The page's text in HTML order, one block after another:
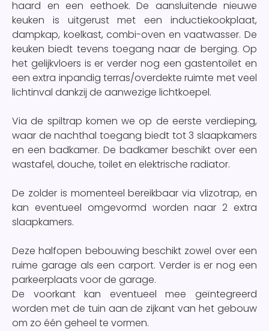
haard en een eethoek. De aansluitende nieuwe
keuken is uitgerust met een inductiekookplaat,
dampkap, koelkast, combi-oven en vaatwasser. De
keuken biedt tevens toegang naar de berging. Op
het gelijkvloers is er verder nog een gastentoilet en
een extra inpandig terras/overdekte ruimte met veel
lichtinval dankzij de aanwezige lichtkoepel.
Via de spiltrap komen we op de eerste verdieping,
waar de nachthal toegang biedt tot 3 slaapkamers
en een badkamer. De badkamer beschikt over een
wastafel, douche, toilet en elektrische radiator.
De zolder is momenteel bereikbaar via vlizotrap, en
kan eventueel omgevormd worden naar 2 extra
slaapkamers.
Deze halfopen bebouwing beschikt zowel over een
ruime garage als een carport. Verder is er nog een
parkeerplaats voor de garage.
De voorkant kan eventueel mee geïntegreerd
worden met de tuin aan de zijkant van het gebouw
om zo één geheel te vormen.